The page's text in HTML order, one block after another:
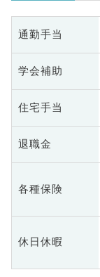
通勤手当
学会補助
住宅手当
退職金
各種保険
休日休暇